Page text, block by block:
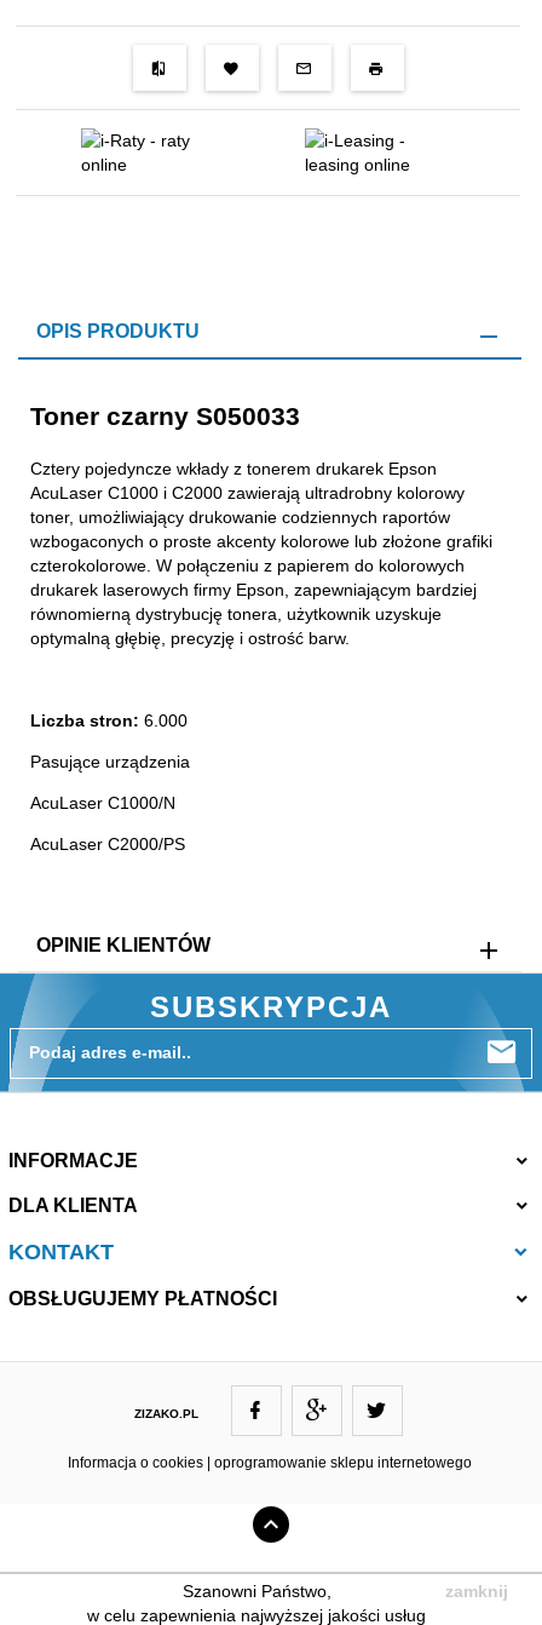
OPIS PRODUKTU
Toner czarny S050033
Cztery pojedyncze wkłady z tonerem drukarek Epson
AcuLaser C1000 i C2000 zawierają ultradrobny kolorowy
toner, umożliwiający drukowanie codziennych raportów
wzbogaconych o proste akcenty kolorowe lub złożone grafiki
czterokolorowe. W połączeniu z papierem do kolorowych
drukarek laserowych firmy Epson, zapewniającym bardziej
równomierną dystrybucję tonera, użytkownik uzyskuje
optymalną głębię, precyzję i ostrość barw.
Liczba stron: 6.000
Pasujące urządzenia
AcuLaser C1000/N
AcuLaser C2000/PS
OPINIE KLIENTÓW
SUBSKRYPCJA
Podaj adres e-mail..
INFORMACJE
DLA KLIENTA
KONTAKT
ZIZAKO@ZIZAKO.PL
OBSŁUGUJEMY PŁATNOŚCI
ZIZAKO.PL
Informacja o cookies | oprogramowanie sklepu internetowego
Szanowni Państwo,
w celu zapewnienia najwyższej jakości usług
zamknij